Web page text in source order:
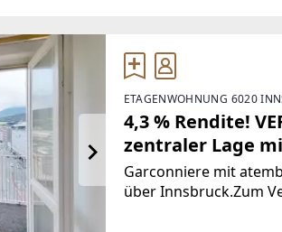
http://www.meilenstein.co.at
info@meilenstein.co.at
ETAGENWOHNUNG 6020
4,3 % Rendite!
zentraler Lage
Garconniere mit
über Innsbruck.Zum